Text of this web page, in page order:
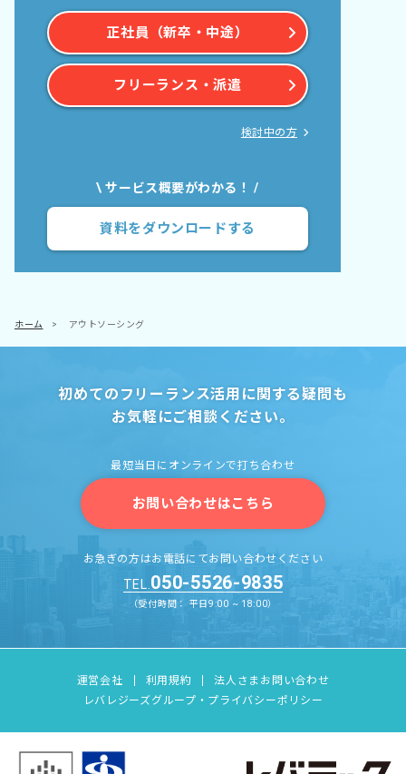
正社員（新卒・中途）
フリーランス・派遣
検討中の方
\ サービス概要がわかる！ /
資料をダウンロードする
ホーム > アウトソーシング
初めてのフリーランス活用に関する疑問も
お気軽にご相談ください。
最短当日にオンラインで打ち合わせ
お問い合わせはこちら
お急ぎの方はお電話にてお問い合わせください
TEL. 050-5526-9835
（受付時間： 平日9:00 ~ 18:00）
運営会社 利用規約
法人さまお問い合わせ
レバレジーズグループ・プライバシーポリシー